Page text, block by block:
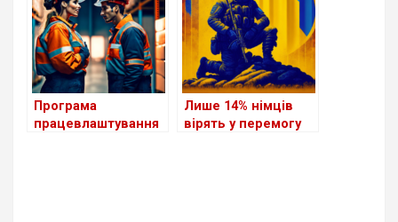
Програма
працевлаштування
Лише 14% німців
вірять у перемогу